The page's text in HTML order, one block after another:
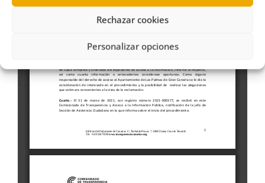
Rechazar cookies
Personalizar opciones